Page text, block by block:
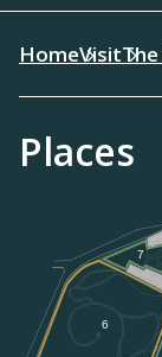
HomeVisit
Places